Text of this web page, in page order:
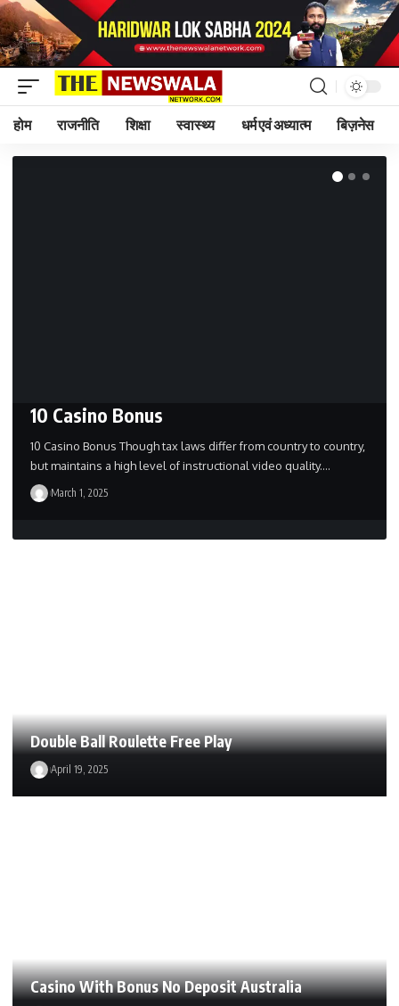
होम राजनीति शिक्षा स्वास्थ्य धर्म एवं अध्यात्म बिज़नेस
10 Casino Bonus
10 Casino Bonus Though tax laws differ from country to country,
but maintains a high level of instructional video quality.…
March 1, 2025
Double Ball Roulette Free Play
April 19, 2025
Casino With Bonus No Deposit Australia